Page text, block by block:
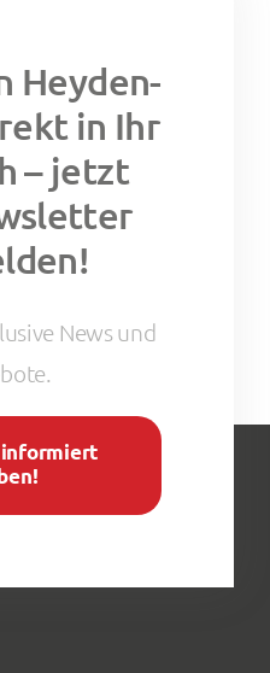
Heyden-
in Ihr
– jetzt
News und
informiert